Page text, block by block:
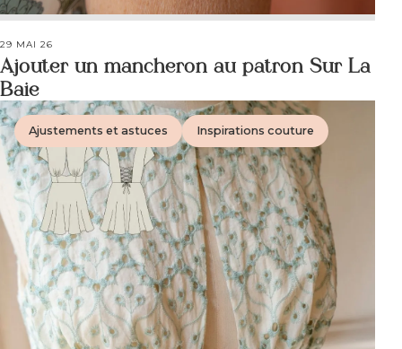
29 MAI 26
Ajouter un mancheron au patron Sur La
Baie
Ajustements et astuces Inspirations couture